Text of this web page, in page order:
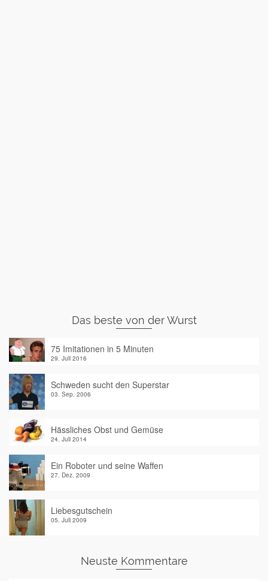
Das beste von der Wurst
75 Imitationen in 5 Minuten
29. Juli 2016
Schweden sucht den Superstar
03. Sep. 2006
Hässliches Obst und Gemüse
24. Juli 2014
Ein Roboter und seine Waffen
27. Dez. 2009
Liebesgutschein
05. Juli 2009
Neuste Kommentare